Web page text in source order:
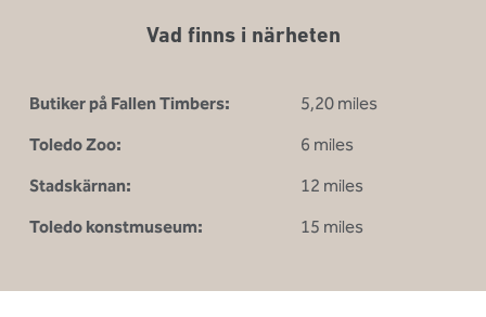
Vad finns i närheten
Butiker på Fallen Timbers:
5,20 miles
Toledo Zoo:
6 miles
Stadskärnan:
12 miles
Toledo konstmuseum:
15 miles